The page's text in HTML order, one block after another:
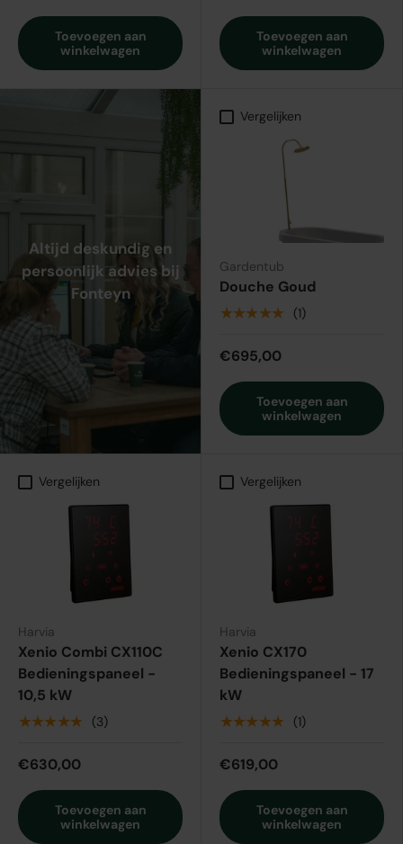
Toevoegen aan
winkelwagen
Toevoegen aan
winkelwagen
Altijd deskundig en
persoonlijk advies bij
Fonteyn
Vergelijken
Gardentub
Douche Goud
★★★★★ (1)
€695,00
Toevoegen aan
winkelwagen
Vergelijken
Harvia
Xenio Combi CX110C
Bedieningspaneel -
10,5 kW
★★★★★ (3)
€630,00
Toevoegen aan
winkelwagen
Vergelijken
Harvia
Xenio CX170
Bedieningspaneel - 17
kW
★★★★★ (1)
€619,00
Toevoegen aan
winkelwagen